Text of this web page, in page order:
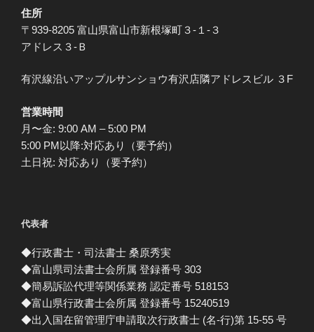
住所
〒939-8205 富山県富山市新根塚町３-１-３
アドレス３-Ｂ
有沢線沿いアップルサンショウ有沢店隣アドレスビル ３F
営業時間
月〜金: 9:00 AM – 5:00 PM
5:00 PM以降:対応あり（要予約）
土日祝: 対応あり（要予約）
代表者
◆行政書士・司法書士 桑原秀実
◆富山県司法書士会所属 登録番号 303
◆簡易訴訟代理等関係業務 認定番号 518153
◆富山県行政書士会所属 登録番号 15240519
◆出入国在留管理庁申請取次行政書士 (名-行)第 15-55 号